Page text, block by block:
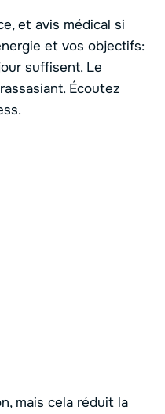
et avis médical si
et vos objectifs:
suffisent. Le
Écoutez
mais cela réduit la